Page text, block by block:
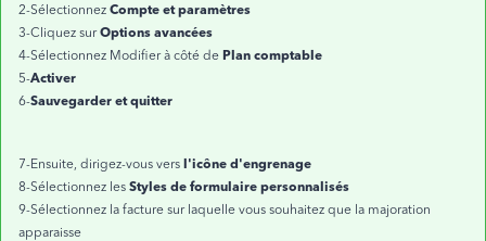
2-Sélectionnez Compte et paramètres
3-Cliquez surOptions avancées
4-Sélectionnez Modifier à côté de Plan comptable
5-Activer
6-Sauvegarder et quitter
7-Ensuite, dirigez-vous vers l'icône d'engrenage
8-Sélectionnez les Styles de formulaire personnalisés
9-Sélectionnez la facture sur laquelle vous souhaitez que la majoration
apparaisse